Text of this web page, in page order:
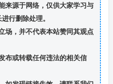
来源于网络，仅供大家学习与
行删除处理。
场，并不代表本站赞同其观点
布或转载任何违法的相关信